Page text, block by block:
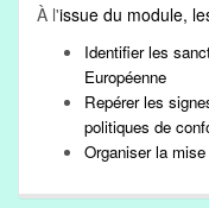
À l'issue du module,
Identifier les
Européenne
Repérer les
politiques de
Organiser la